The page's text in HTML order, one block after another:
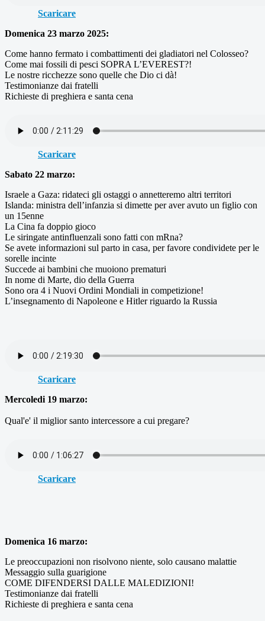
Scaricare
Domenica 23 marzo 2025:
Come hanno fermato i combattimenti dei gladiatori nel Colosseo?
Come mai fossili di pesci SOPRA L’EVEREST?!
Le nostre ricchezze sono quelle che Dio ci dà!
Testimonianze dai fratelli
Richieste di preghiera e santa cena
Scaricare
Sabato 22 marzo:
Israele a Gaza: ridateci gli ostaggi o annetteremo altri territori
Islanda: ministra dell’infanzia si dimette per aver avuto un figlio con
un 15enne
La Cina fa doppio gioco
Le siringate antinfluenzali sono fatti con mRna?
Se avete informazioni sul parto in casa, per favore condividete per le
sorelle incinte
Succede ai bambini che muoiono prematuri
In nome di Marte, dio della Guerra
Sono ora 4 i Nuovi Ordini Mondiali in competizione!
L’insegnamento di Napoleone e Hitler riguardo la Russia
Scaricare
Mercoledi 19 marzo:
Qual'e' il miglior santo intercessore a cui pregare?
Scaricare
Domenica 16 marzo:
Le preoccupazioni non risolvono niente, solo causano malattie
Messaggio sulla guarigione
COME DIFENDERSI DALLE MALEDIZIONI!
Testimonianze dai fratelli
Richieste di preghiera e santa cena